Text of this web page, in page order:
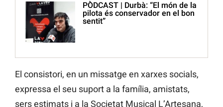
PÒDCAST | Durbà: “El món de la
pilota és conservador en el bon
sentit”
El consistori, en un missatge en xarxes socials,
expressa el seu suport a la família, amistats,
sers estimats i a la Societat Musical L’Artesana,